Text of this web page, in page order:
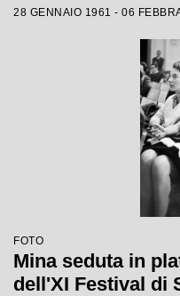
28 GENNAIO 1961 - 06
FOTO
Mina seduta in
dell'XI Festival di